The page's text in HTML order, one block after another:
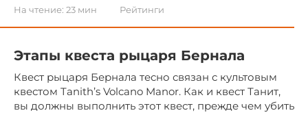
На чтение: 23 мин Рейтинги
Этапы квеста рыцаря Бернала
Квест рыцаря Бернала тесно связан с культовым
квестом Tanith’s Volcano Manor. Как и квест Танит,
вы должны выполнить этот квест, прежде чем убить